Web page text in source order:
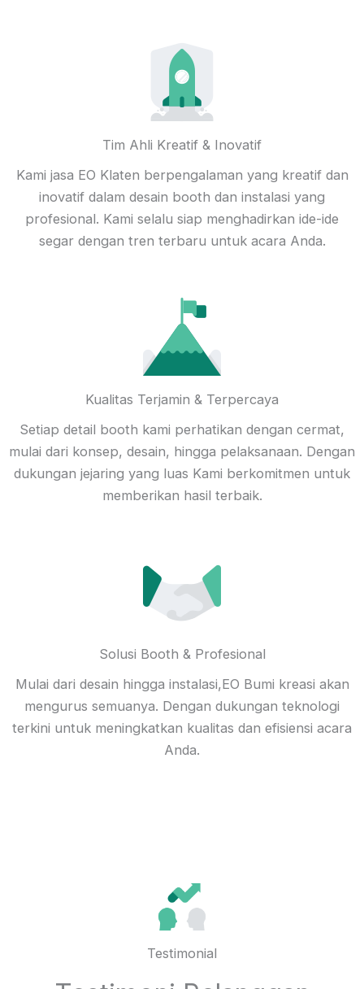
Tim Ahli Kreatif & Inovatif
Kami jasa EO Klaten berpengalaman yang kreatif dan
inovatif dalam desain booth dan instalasi yang
profesional. Kami selalu siap menghadirkan ide-ide
segar dengan tren terbaru untuk acara Anda.
Kualitas Terjamin & Terpercaya
Setiap detail booth kami perhatikan dengan cermat,
mulai dari konsep, desain, hingga pelaksanaan. Dengan
dukungan jejaring yang luas Kami berkomitmen untuk
memberikan hasil terbaik.
Solusi Booth & Profesional
Mulai dari desain hingga instalasi,EO Bumi kreasi akan
mengurus semuanya. Dengan dukungan teknologi
terkini untuk meningkatkan kualitas dan efisiensi acara
Anda.
Testimonial